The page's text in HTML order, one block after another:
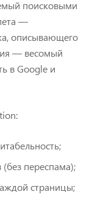
поисковыми
—
описывающего
— весомый
в Google и
переспама);
страницы;